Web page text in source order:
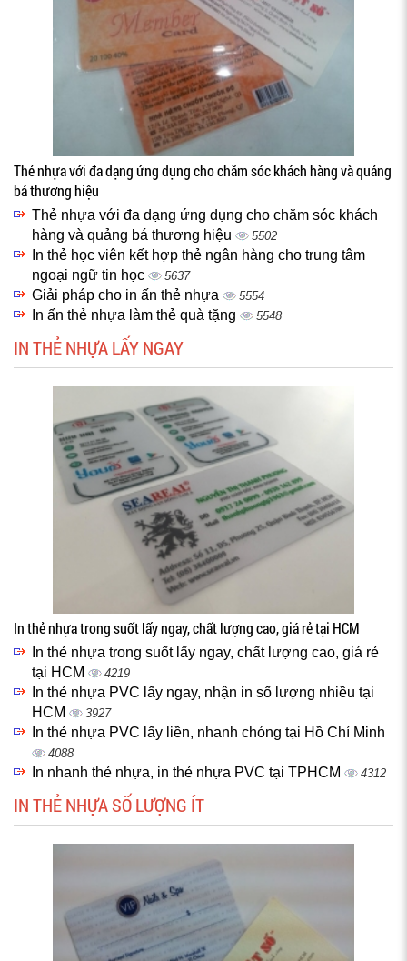
Thẻ nhựa với đa dạng ứng dụng cho chăm sóc khách hàng và quảng
bá thương hiệu
Thẻ nhựa với đa dạng ứng dụng cho chăm sóc khách
hàng và quảng bá thương hiệu
5502
In thẻ học viên kết hợp thẻ ngân hàng cho trung tâm
ngoại ngữ tin học
5637
Giải pháp cho in ấn thẻ nhựa 5554
In ấn thẻ nhựa làm thẻ quà tặng 5548
IN THẺ NHỰA LẤY NGAY
In thẻ nhựa trong suốt lấy ngay, chất lượng cao, giá rẻ tại HCM
In thẻ nhựa trong suốt lấy ngay, chất lượng cao, giá rẻ
tại HCM
4219
In thẻ nhựa PVC lấy ngay, nhận in số lượng nhiều tại
HCM
3927
In thẻ nhựa PVC lấy liền, nhanh chóng tại Hồ Chí Minh
4088
In nhanh thẻ nhựa, in thẻ nhựa PVC tại TPHCM 4312
IN THẺ NHỰA SỐ LƯỢNG ÍT